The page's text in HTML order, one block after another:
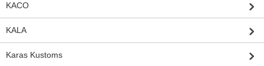
KACO
KALA
Karas Kustoms